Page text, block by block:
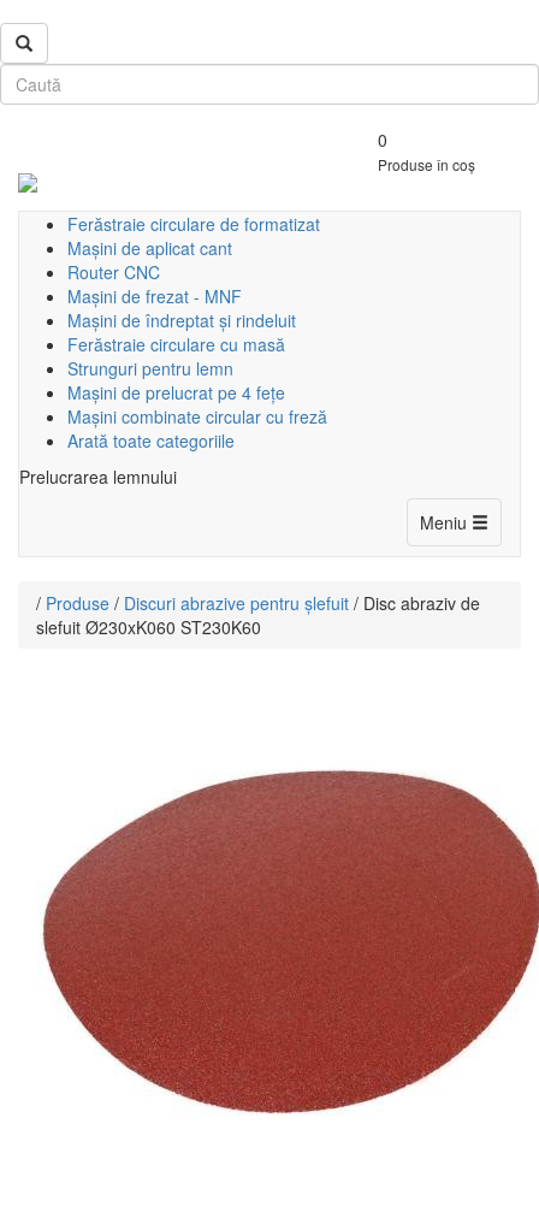
0
Produse în coș
Ferăstraie circulare de formatizat
Mașini de aplicat cant
Router CNC
Mașini de frezat - MNF
Mașini de îndreptat și rindeluit
Ferăstraie circulare cu masă
Strunguri pentru lemn
Mașini de prelucrat pe 4 fețe
Mașini combinate circular cu freză
Arată toate categoriile
Prelucrarea lemnului
Meniu Toggle
/ Produse / Discuri abrazive pentru șlefuit / Disc abraziv de
slefuit Ø230xK060 ST230K60